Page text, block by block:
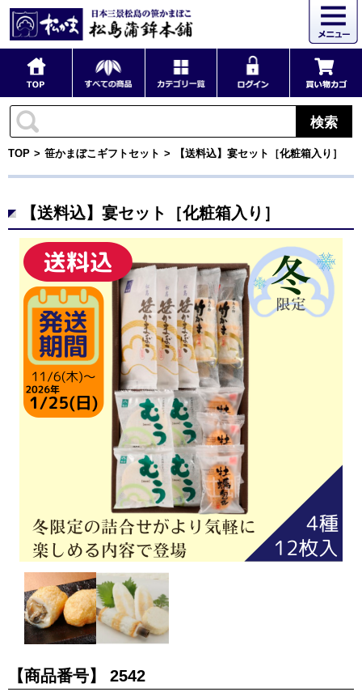
検索
TOP 笹かまぼこギフトセット 【送料込】宴セット［化粧箱入り］
【送料込】宴セット［化粧箱入り］
【商品番号】 2542